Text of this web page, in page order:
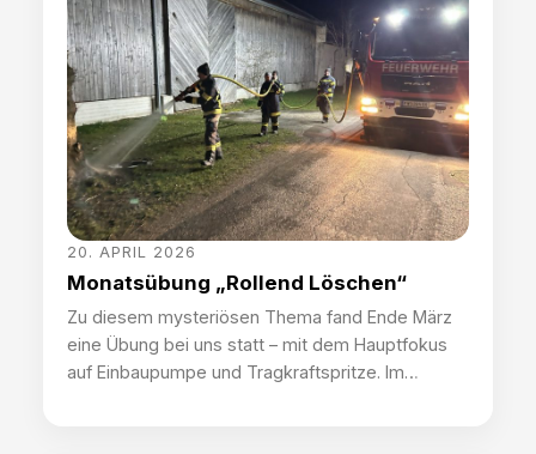
zusammen. Nach gründlicher Vorbereitung
konnten Sebastian Mayr, Nicolas Kaar (beide
Silber), Manuel Reiter und Jonas […]
20. APRIL 2026
Monatsübung „Rollend Löschen“
Zu diesem mysteriösen Thema fand Ende März
eine Übung bei uns statt – mit dem Hauptfokus
auf Einbaupumpe und Tragkraftspritze. Im